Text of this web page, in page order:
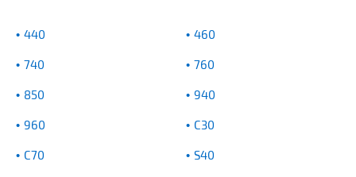
440 460
740 760
850 940
960 C30
C70 S40